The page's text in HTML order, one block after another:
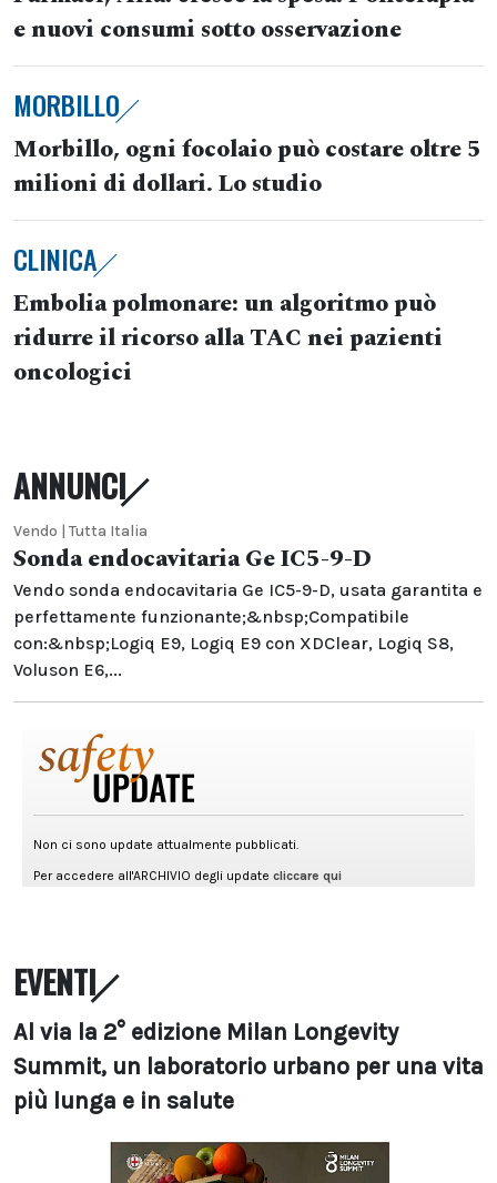
e nuovi consumi sotto osservazione
MORBILLO
Morbillo, ogni focolaio può costare oltre 5
milioni di dollari. Lo studio
CLINICA
Embolia polmonare: un algoritmo può
ridurre il ricorso alla TAC nei pazienti
oncologici
ANNUNCI
Vendo | Tutta Italia
Sonda endocavitaria Ge IC5-9-D
Vendo sonda endocavitaria Ge IC5-9-D, usata garantita e
perfettamente funzionante;&nbsp;Compatibile
con:&nbsp;Logiq E9, Logiq E9 con XDClear, Logiq S8,
Voluson E6,...
EVENTI
Al via la 2° edizione Milan Longevity
Summit, un laboratorio urbano per una vita
più lunga e in salute